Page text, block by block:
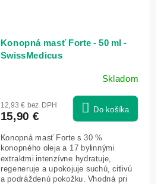
Konopná masť Forte - 50 ml -
SwissMedicus
Skladom
12,93 € bez DPH
15,90 €
Do košíka
Konopná masť Forte s 30 %
konopného oleja a 17 bylinnými
extraktmi intenzívne hydratuje,
regeneruje a upokojuje suchú, citlivú
a podráždenú pokožku. Vhodná pri